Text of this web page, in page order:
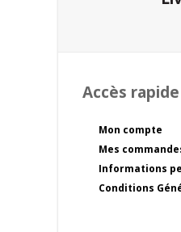
Accès rapide
Mon compte
Mes
Informations
Conditions